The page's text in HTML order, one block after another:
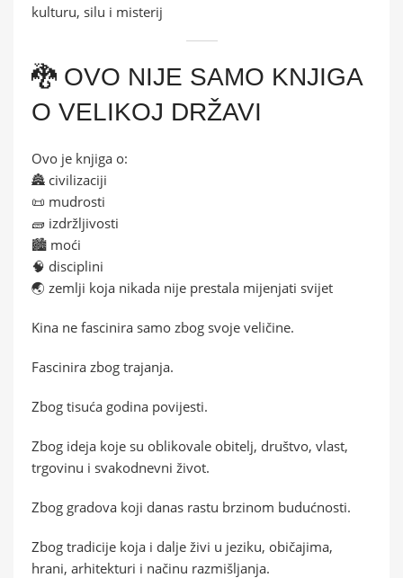
kulturu, silu i misterij
🐉 OVO NIJE SAMO KNJIGA
O VELIKOJ DRŽAVI
Ovo je knjiga o:
🏯 civilizaciji
📜 mudrosti
🧱 izdržljivosti
🏙️ moći
🧠 disciplini
🌏 zemlji koja nikada nije prestala mijenjati svijet
Kina ne fascinira samo zbog svoje veličine.
Fascinira zbog trajanja.
Zbog tisuća godina povijesti.
Zbog ideja koje su oblikovale obitelj, društvo, vlast,
trgovinu i svakodnevni život.
Zbog gradova koji danas rastu brzinom budućnosti.
Zbog tradicije koja i dalje živi u jeziku, običajima,
hrani, arhitekturi i načinu razmišljanja.